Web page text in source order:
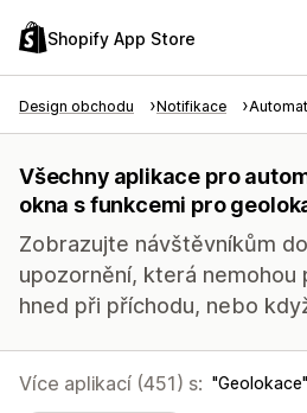
Shopify App Store
Design obchodu Notifikace
Všechny aplikace pro
okna s funkcemi pro
Zobrazujte návštěvníkům
upozornění, která
hned při příchodu, nebo
Více aplikací (451) s: Geolokace